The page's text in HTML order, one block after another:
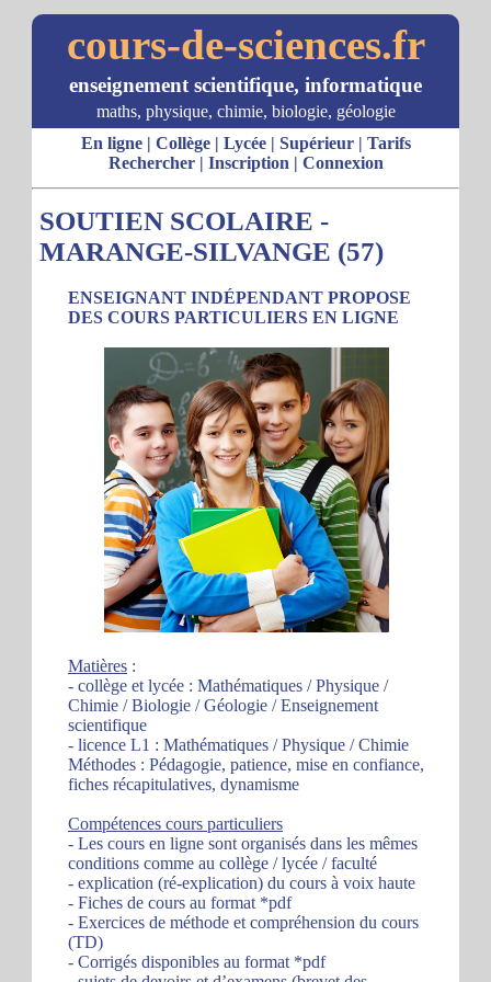
cours-de-sciences.fr
enseignement scientifique, informatique
maths, physique, chimie, biologie, géologie
En ligne| Collège| Lycée| Supérieur| Tarifs
Rechercher| Inscription | Connexion
SOUTIEN SCOLAIRE -
MARANGE-SILVANGE (57)
ENSEIGNANT INDÉPENDANT PROPOSE
DES COURS PARTICULIERS EN LIGNE
Matières :
- collège et lycée : Mathématiques / Physique /
Chimie / Biologie / Géologie / Enseignement
scientifique
- licence L1 : Mathématiques / Physique / Chimie
Méthodes : Pédagogie, patience, mise en confiance,
fiches récapitulatives, dynamisme
Compétences cours particuliers
- Les cours en ligne sont organisés dans les mêmes
conditions comme au collège / lycée / faculté
- explication (ré-explication) du cours à voix haute
- Fiches de cours au format *pdf
- Exercices de méthode et compréhension du cours
(TD)
- Corrigés disponibles au format *pdf